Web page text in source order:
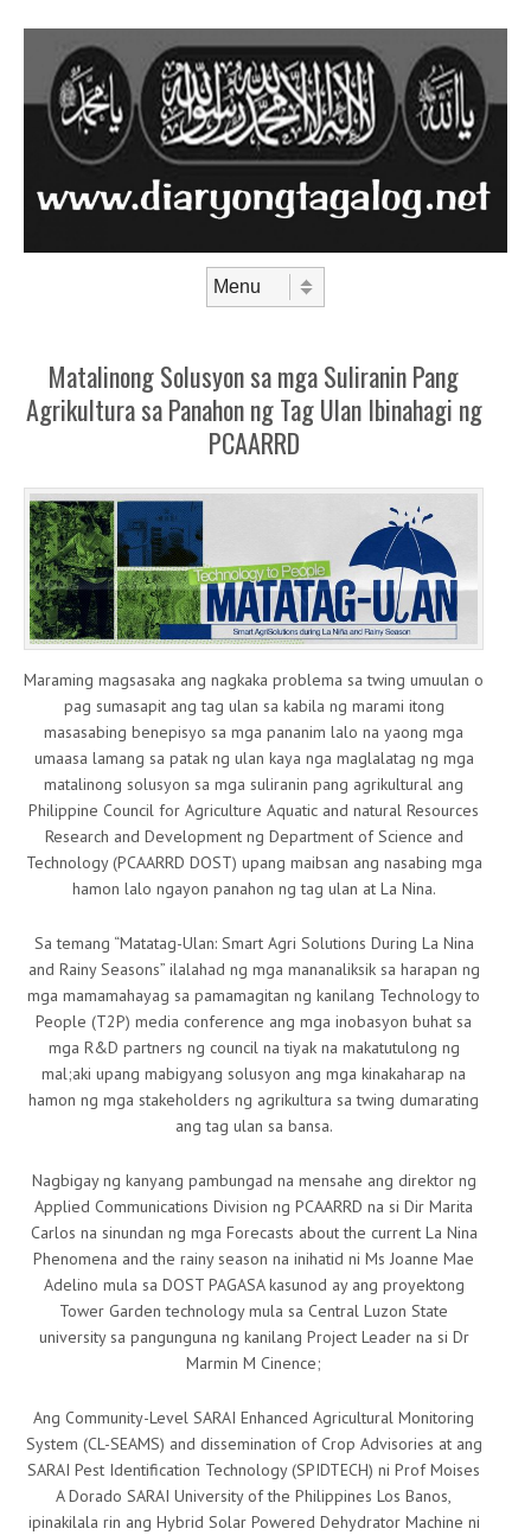
Matalinong Solusyon sa mga Suliranin Pang
Agrikultura sa Panahon ng Tag Ulan Ibinahagi ng
PCAARRD
Maraming magsasaka ang nagkaka problema sa twing umuulan o
pag sumasapit ang tag ulan sa kabila ng marami itong
masasabing benepisyo sa mga pananim lalo na yaong mga
umaasa lamang sa patak ng ulan kaya nga maglalatag ng mga
matalinong solusyon sa mga suliranin pang agrikultural ang
Philippine Council for Agriculture Aquatic and natural Resources
Research and Development ng Department of Science and
Technology (PCAARRD DOST) upang maibsan ang nasabing mga
hamon lalo ngayon panahon ng tag ulan at La Nina.
Sa temang “Matatag-Ulan: Smart Agri Solutions During La Nina
and Rainy Seasons” ilalahad ng mga mananaliksik sa harapan ng
mga mamamahayag sa pamamagitan ng kanilang Technology to
People (T2P) media conference ang mga inobasyon buhat sa
mga R&D partners ng council na tiyak na makatutulong ng
mal;aki upang mabigyang solusyon ang mga kinakaharap na
hamon ng mga stakeholders ng agrikultura sa twing dumarating
ang tag ulan sa bansa.
Nagbigay ng kanyang pambungad na mensahe ang direktor ng
Applied Communications Division ng PCAARRD na si Dir Marita
Carlos na sinundan ng mga Forecasts about the current La Nina
Phenomena and the rainy season na inihatid ni Ms Joanne Mae
Adelino mula sa DOST PAGASA kasunod ay ang proyektong
Tower Garden technology mula sa Central Luzon State
university sa pangunguna ng kanilang Project Leader na si Dr
Marmin M Cinence;
Ang Community-Level SARAI Enhanced Agricultural Monitoring
System (CL-SEAMS) and dissemination of Crop Advisories at ang
SARAI Pest Identification Technology (SPIDTECH) ni Prof Moises
A Dorado SARAI University of the Philippines Los Banos,
ipinakilala rin ang Hybrid Solar Powered Dehydrator Machine ni